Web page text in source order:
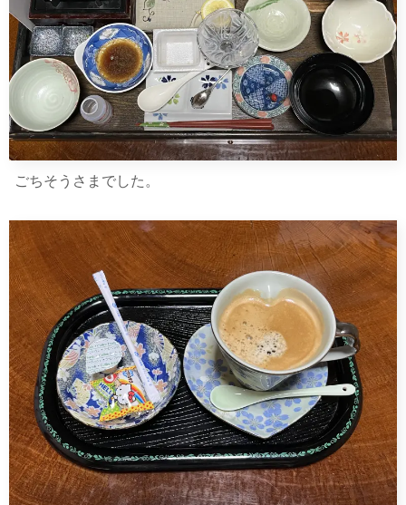
ごちそうさまでした。